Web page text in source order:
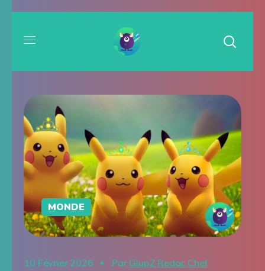
MONDE
10 Février 2026 Par GlupZ Redac Chef